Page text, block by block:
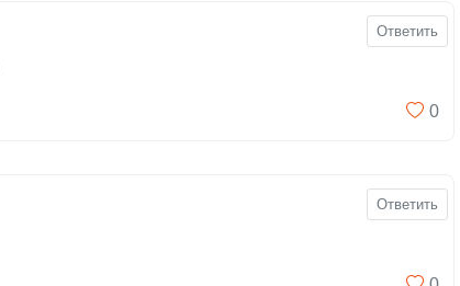
Ответить
0
Ответить